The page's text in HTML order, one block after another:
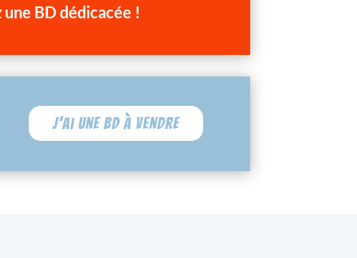
BD dédicacée !
J'ai une BD à vendre